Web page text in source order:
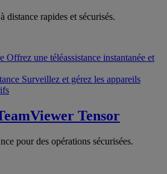
distance rapides et sécurisés.
Offrez une téléassistance instantanée et
Surveillez et gérez les appareils
Tensor
pour des opérations sécurisées.